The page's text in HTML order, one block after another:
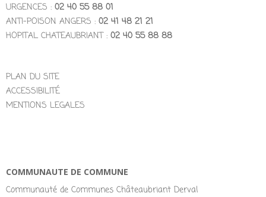
URGENCES : 02 40 55 88 01
ANTI-POISON ANGERS : 02 41 48 21 21
HOPITAL CHATEAUBRIANT : 02 40 55 88 88
PLAN DU SITE
ACCESSIBILITÉ
MENTIONS LEGALES
COMMUNAUTE DE COMMUNE
Communauté de Communes Châteaubriant Derval